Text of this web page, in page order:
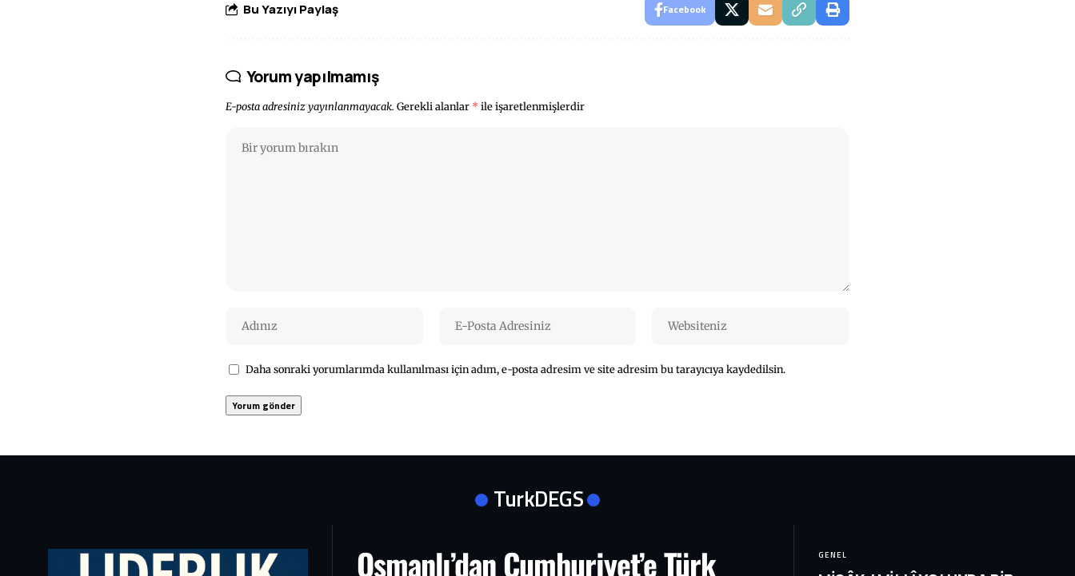
Bu Yazıyı Paylaş Facebook
Yorum yapılmamış
E-posta adresiniz yayınlanmayacak. Gerekli alanlar * ile işaretlenmişlerdir
Daha sonraki yorumlarımda kullanılması için adım, e-posta adresim ve site adresim bu tarayıcıya kaydedilsin.
TurkDEGS
Osmanlı’dan Cumhuriyet’e Türk GENEL